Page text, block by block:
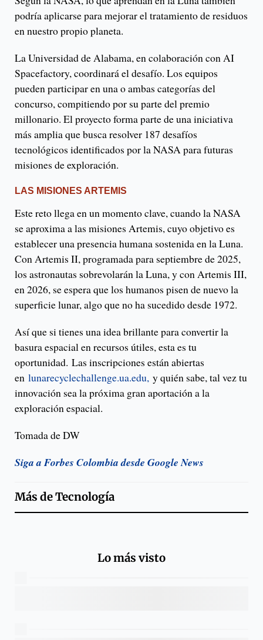
podría aplicarse para mejorar el tratamiento de residuos
en nuestro propio planeta.
La Universidad de Alabama, en colaboración con AI
Spacefactory, coordinará el desafío. Los equipos
pueden participar en una o ambas categorías del
concurso, compitiendo por su parte del premio
millonario. El proyecto forma parte de una iniciativa
más amplia que busca resolver 187 desafíos
tecnológicos identificados por la NASA para futuras
misiones de exploración.
LAS MISIONES ARTEMIS
Este reto llega en un momento clave, cuando la NASA
se aproxima a las misiones Artemis, cuyo objetivo es
establecer una presencia humana sostenida en la Luna.
Con Artemis II, programada para septiembre de 2025,
los astronautas sobrevolarán la Luna, y con Artemis III,
en 2026, se espera que los humanos pisen de nuevo la
superficie lunar, algo que no ha sucedido desde 1972.
Así que si tienes una idea brillante para convertir la
basura espacial en recursos útiles, esta es tu
oportunidad. Las inscripciones están abiertas
en lunarecyclechallenge.ua.edu, y quién sabe, tal vez tu
innovación sea la próxima gran aportación a la
exploración espacial.
Tomada de DW
Siga a Forbes Colombia desde Google News
Más deTecnología
Lo más visto